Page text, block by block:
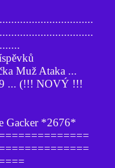
Muž Ataka ...
... (!!! NOVÝ !!!
Gacker *2676*